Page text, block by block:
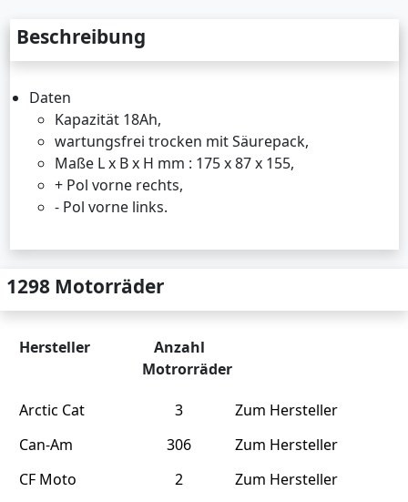
Beschreibung
Daten
Kapazität 18Ah,
wartungsfrei trocken mit Säurepack,
Maße L x B x H mm : 175 x 87 x 155,
+ Pol vorne rechts,
- Pol vorne links.
1298 Motorräder
Hersteller
Anzahl
Motrorräder
Arctic Cat 3
Zum Hersteller
Can-Am
306
Zum Hersteller
CF Moto
2
Zum Hersteller